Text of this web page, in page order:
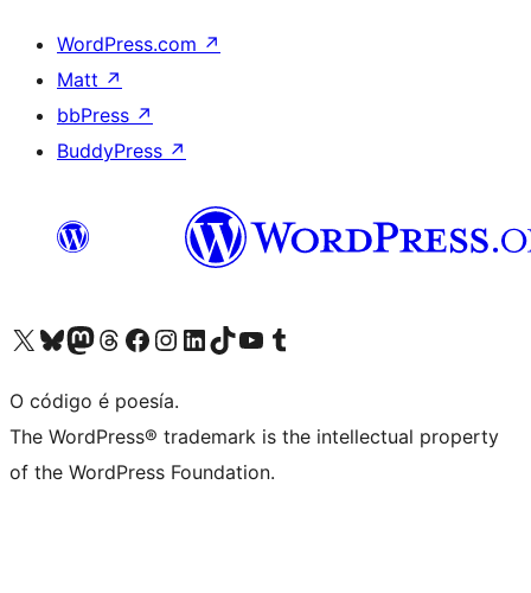
WordPress.com ↗
Matt ↗
bbPress ↗
BuddyPress ↗
Visita la cuenta de X (anteriormente Twitter)
Visita a nosa conta de Bluesky
Visita a nosa conta de Mastodon
Visita a nosa conta de Threads
Visita a nosa páxina de Facebook
Visita a nosa conta de Instagram
Visita a nosa conta de LinkedIn
Visita a nosa conta de TikTok
Visita a nosa canle de YouTube
Visita a nosa conta de Tumblr
O código é poesía.
The WordPress® trademark is the intellectual property
of the WordPress Foundation.